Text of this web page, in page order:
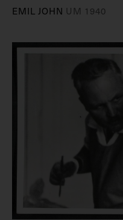
EMIL JOHN UM 1940